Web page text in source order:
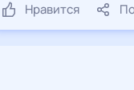
Нравится